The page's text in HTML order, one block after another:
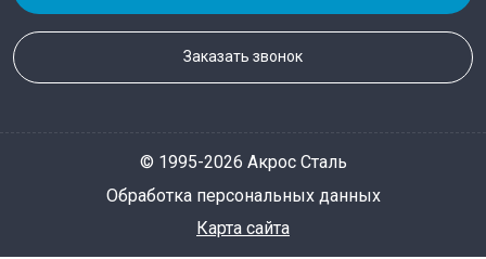
Заказать звонок
© 1995-2026 Акрос Сталь
Обработка персональных данных
Карта сайта